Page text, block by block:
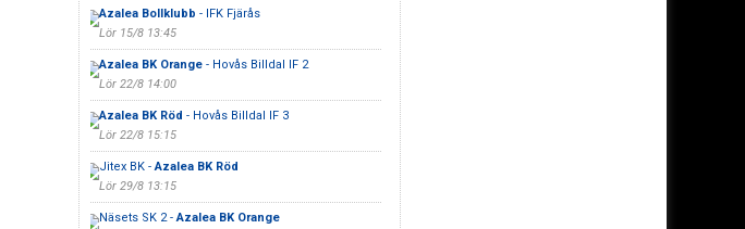
Azalea Bollklubb - IFK Fjärås
Lör 15/8 13:45
Azalea BK Orange- Hovås Billdal IF 2
Lör 22/8 14:00
Azalea BK Röd - Hovås Billdal IF 3
Lör 22/8 15:15
Jitex BK -Azalea BK Röd
Lör 29/8 13:15
Näsets SK 2 -Azalea BK Orange